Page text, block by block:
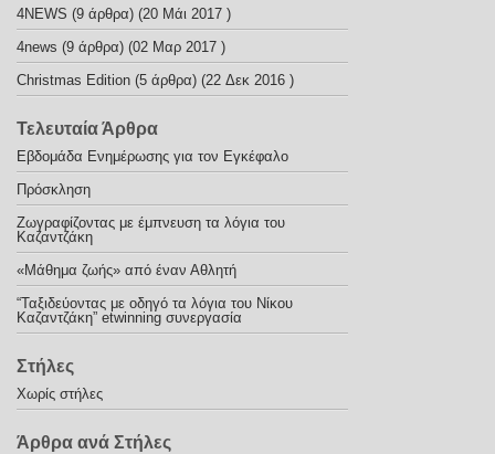
4NEWS (9 άρθρα) (20 Μάι 2017 )
4news (9 άρθρα) (02 Μαρ 2017 )
Christmas Edition (5 άρθρα) (22 Δεκ 2016 )
Τελευταία Άρθρα
Εβδομάδα Ενημέρωσης για τον Εγκέφαλο
Πρόσκληση
Ζωγραφίζοντας με έμπνευση τα λόγια του
Καζαντζάκη
«Μάθημα ζωής» από έναν Αθλητή
“Ταξιδεύοντας με οδηγό τα λόγια του Νίκου
Καζαντζάκη” etwinning συνεργασία
Στήλες
Χωρίς στήλες
Άρθρα ανά Στήλες